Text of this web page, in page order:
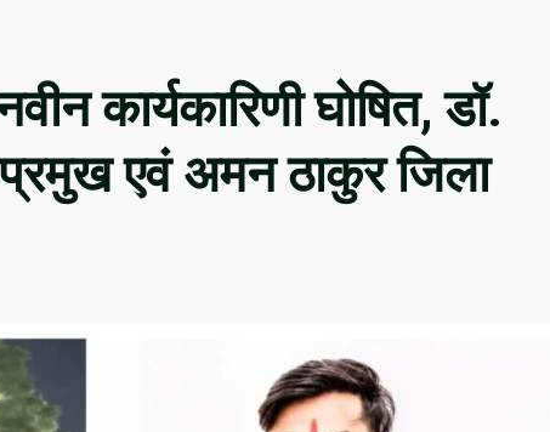
कार्यकारिणी घोषित, डॉ.
एवं अमन ठाकुर जिला